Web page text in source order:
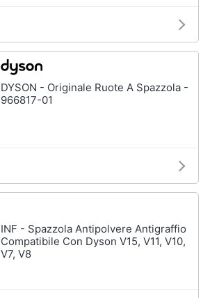
DYSON - Originale Ruote A Spazzola -
966817-01
INF - Spazzola Antipolvere Antigraffio
Compatibile Con Dyson V15, V11, V10,
V7, V8